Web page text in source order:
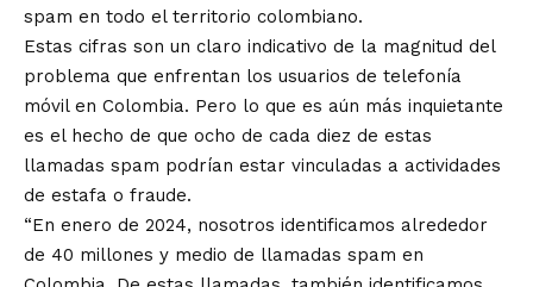
spam en todo el territorio colombiano.
Estas cifras son un claro indicativo de la magnitud del
problema que enfrentan los usuarios de telefonía
móvil en Colombia. Pero lo que es aún más inquietante
es el hecho de que ocho de cada diez de estas
llamadas spam podrían estar vinculadas a actividades
de estafa o fraude.
“En enero de 2024, nosotros identificamos alrededor
de 40 millones y medio de llamadas spam en